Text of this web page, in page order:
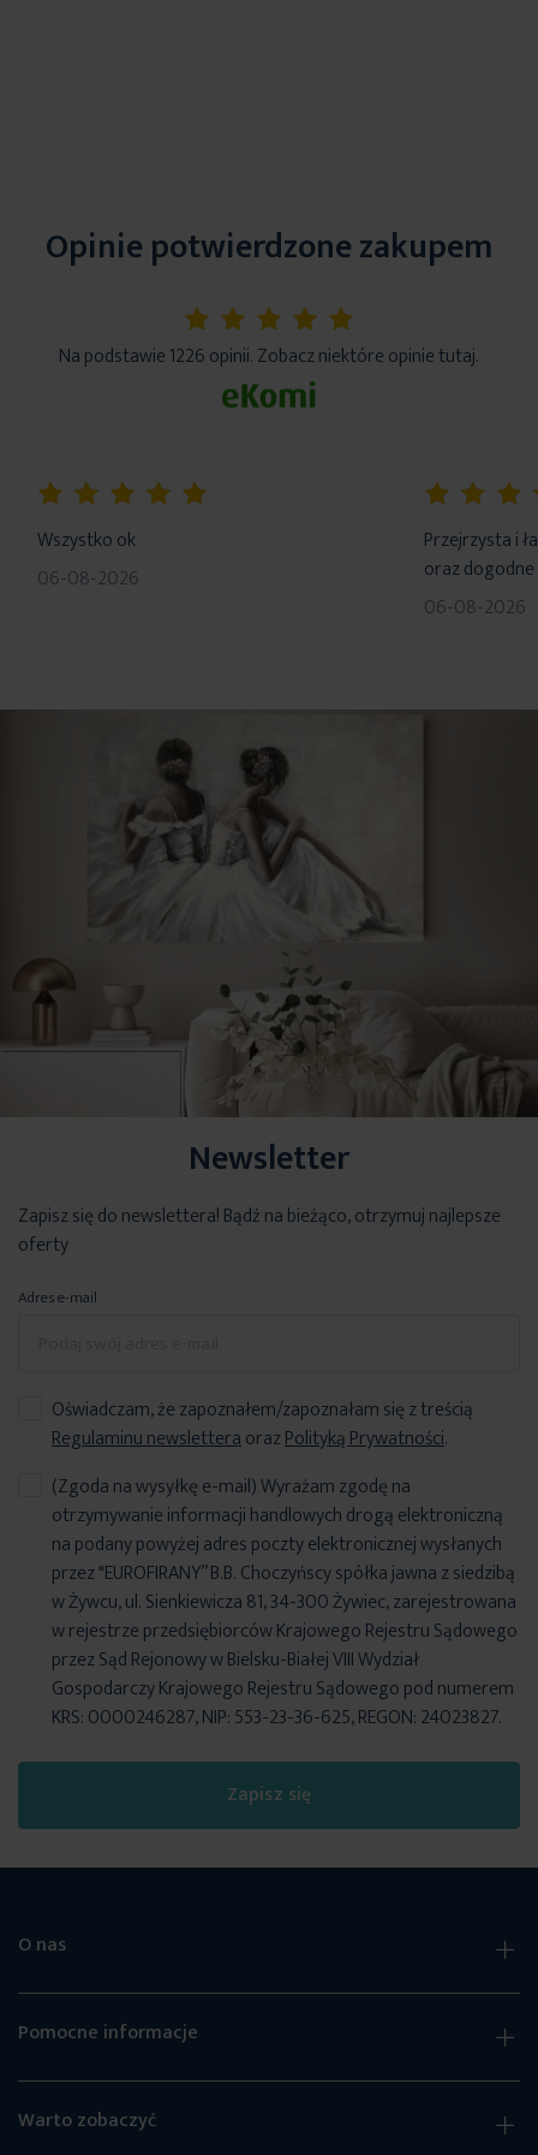
Opinie potwierdzone zakupem
5%
Na podstawie 1226 opinii. Zobacz niektóre opinie tutaj.
Wszystko ok
06-08-2026
Przejrzysta i
oraz
06-08-2026
Newsletter
Zapisz się do newslettera! Bądź na bieżąco, otrzymuj najlepsze
oferty
Adres e-mail
Oświadczam, że zapoznałem/zapoznałam się z treścią
Regulaminu newsletteraorazPolityką Prywatności.
Zapisz się
(Zgoda na wysyłkę e-mail) Wyrażam zgodę na
otrzymywanie informacji handlowych drogą elektroniczną
na podany powyżej adres poczty elektronicznej wysłanych
przez "EUROFIRANY” B.B. Choczyńscy spółka jawna z siedzibą
w Żywcu, ul. Sienkiewicza 81, 34-300 Żywiec, zarejestrowana
w rejestrze przedsiębiorców Krajowego Rejestru Sądowego
przez Sąd Rejonowy w Bielsku-Białej VIII Wydział
Gospodarczy Krajowego Rejestru Sądowego pod numerem
KRS: 0000246287, NIP: 553-23-36-625, REGON: 24023827.
O nas
Pomocne informacje
Warto zobaczyć